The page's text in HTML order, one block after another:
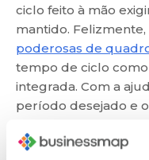
ciclo feito à mão
mantido.
poderosas de
tempo de ciclo
integrada. Com a
período desejado e